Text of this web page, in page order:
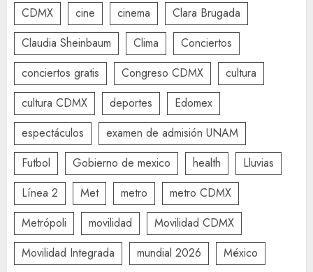
CDMX
cine cinema
Clara Brugada
Claudia Sheinbaum
Clima
Conciertos
conciertos gratis
Congreso CDMX
cultura
cultura CDMX
deportes
Edomex
espectáculos
examen de admisión UNAM
Futbol
Gobierno de mexico health
Lluvias
Línea 2
Met metro
metro CDMX
Metrópoli
movilidad
Movilidad CDMX
Movilidad Integrada
mundial 2026
México